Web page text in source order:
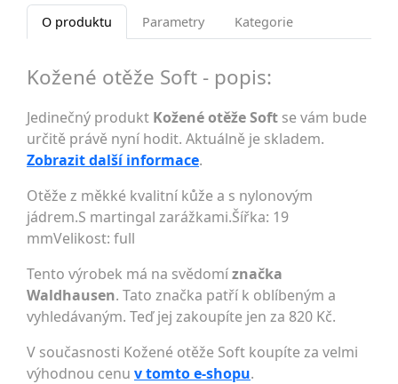
O produktu Parametry Kategorie
Kožené otěže Soft - popis:
Jedinečný produkt Kožené otěže Soft se vám bude
určitě právě nyní hodit. Aktuálně je skladem.
Zobrazit další informace.
Otěže z měkké kvalitní kůže a s nylonovým
jádrem.S martingal zarážkami.Šířka: 19
mmVelikost: full
Tento výrobek má na svědomíznačka
Waldhausen. Tato značka patří k oblíbeným a
vyhledávaným. Teď jej zakoupíte jen za 820 Kč.
V současnosti Kožené otěže Soft koupíte za velmi
výhodnou cenu v tomto e-shopu.